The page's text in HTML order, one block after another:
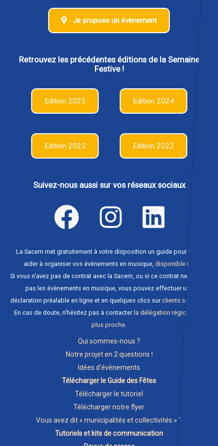
Je propose un évènement
Retrouvez les précédentes éditions de la Semaine
Festive !
Edition 2025 Edition 2024
Edition 2023 Edition 2022
Suivez-nous aussi sur vos réseaux sociaux
La Sacem met gratuitement à votre disposition un guide pour vous
aider à organiser vos évènements en musique, disponible ici
Si vous n'avez pas de contrat avec la Sacem, ou si ce contrat ne couvre
pas les évènements en musique, vous pouvez effectuer une
déclaration préalable en ligne et en quelques clics surclients.sacem.fr
En cas de doute, n'hésitez pas à contacter la délégation régionale la
plus proche.
Qui sommes-nous ?
Notre projet en 2 questions !
Idées d'évènements
Télécharger le Guide des Fêtes
Télécharger le tutoriel
Télécharger notre flyer
Vous avez dit « municipalités et collectivités » ?
Tutoriels et kits de communication